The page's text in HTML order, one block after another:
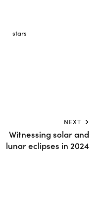
stars
NEXT
Witnessing solar and
lunar eclipses in 2024